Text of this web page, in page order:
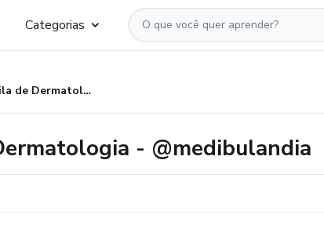
Categorias
Apostila de Dermatologia - @medibulandia
- @medibulandia